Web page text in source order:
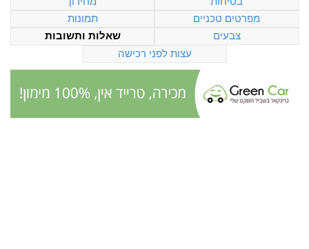
מפרטים טכניים
תמונות
צבעים
שאלות ותשובות
עצות לפני רכישה